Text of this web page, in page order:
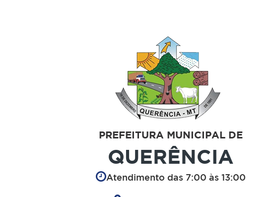
PREFEITURA MUNICIPAL DE
QUERÊNCIA
Atendimento das 7:00 às 13:00